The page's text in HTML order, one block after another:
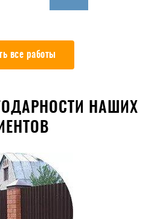
все работы
НАШИХ